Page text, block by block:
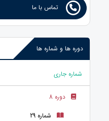
تماس با ما
دوره ها و شماره ها
شماره جاری
دوره 8
شماره 29